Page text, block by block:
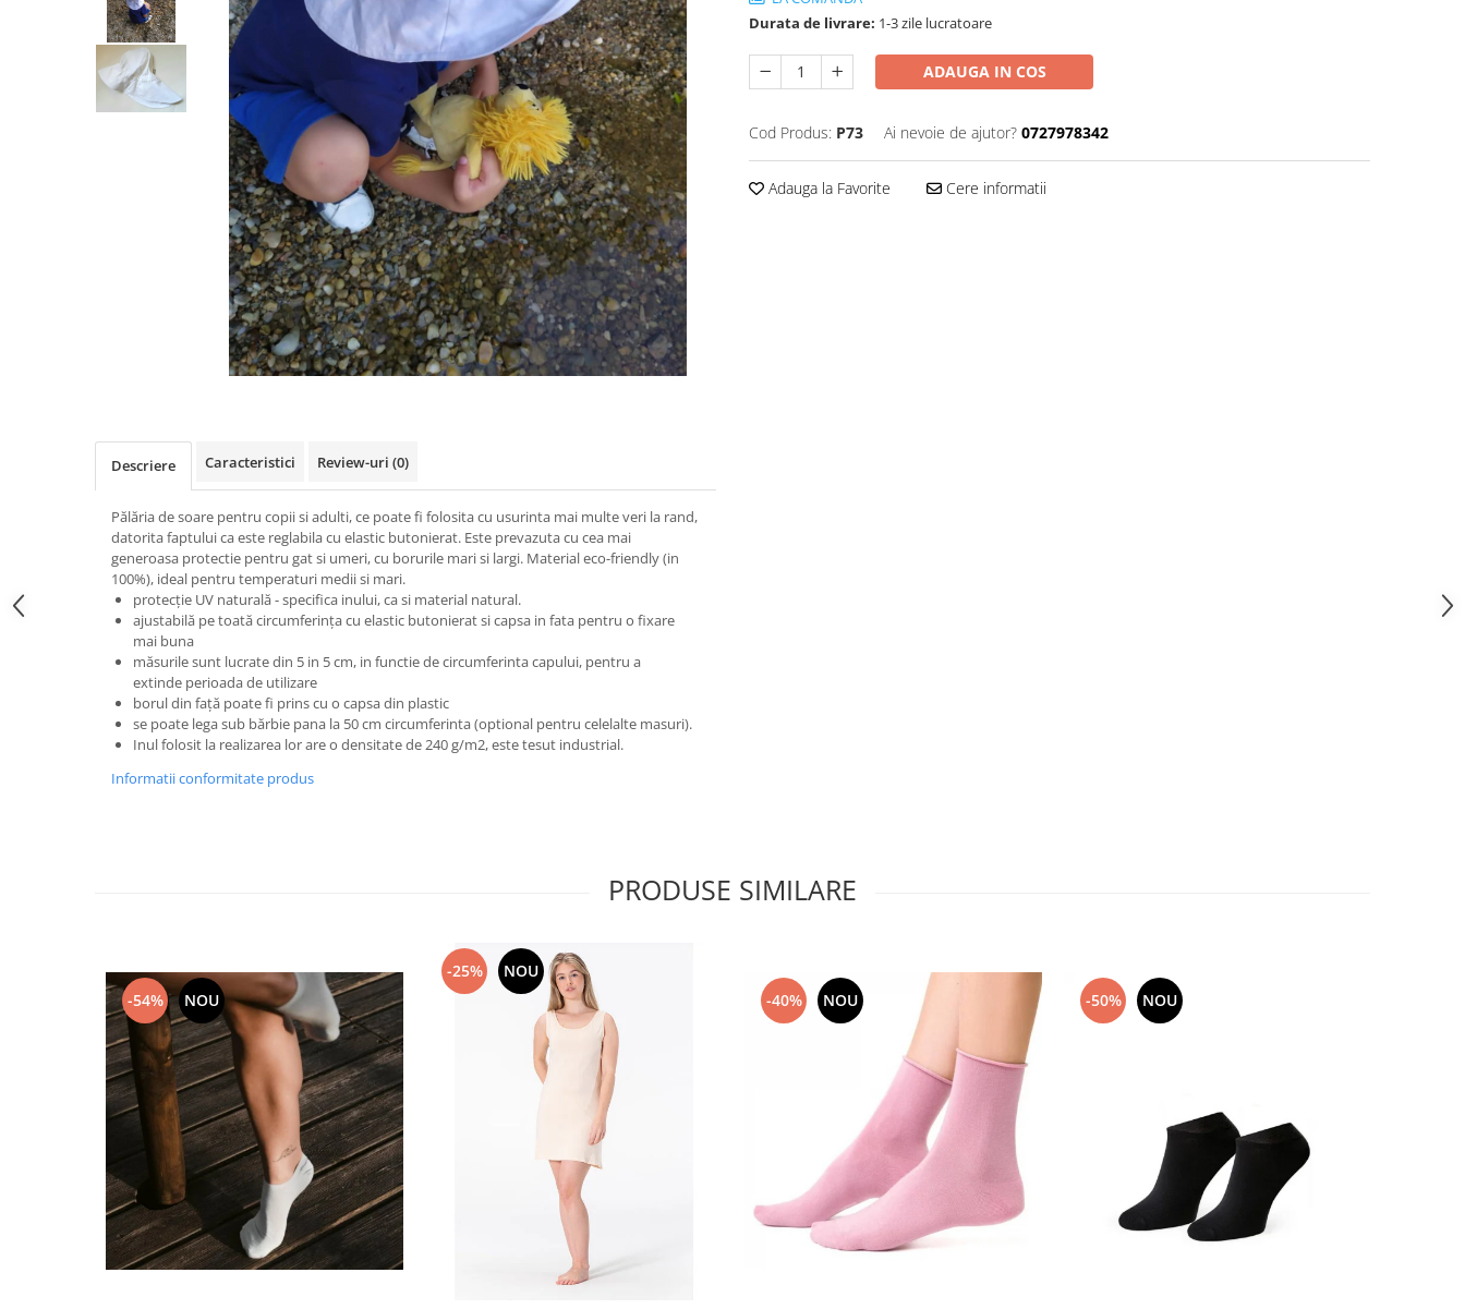
Lenjerie intima
Durata de livrare: 1-3 zile lucratoare
ADAUGA IN COS
Cod Produs: P73 Ai nevoie de ajutor? 0727978342
Adauga la Favorite Cere informatii
Descriere Caracteristici Review-uri (0)
Pălăria de soare pentru copii si adulti, ce poate fi folosita cu usurinta mai multe veri la rand,
datorita faptului ca este reglabila cu elastic butonierat. Este prevazuta cu cea mai
generoasa protectie pentru gat si umeri, cu borurile mari si largi. Material eco-friendly (in
100%), ideal pentru temperaturi medii si mari.
protecție UV naturală - specifica inului, ca si material natural.
ajustabilă pe toată circumferința cu elastic butonierat si capsa in fata pentru o fixare
mai buna
măsurile sunt lucrate din 5 in 5 cm, in functie de circumferinta capului, pentru a
extinde perioada de utilizare
borul din față poate fi prins cu o capsa din plastic
se poate lega sub bărbie pana la 50 cm circumferinta (optional pentru celelalte masuri).
Inul folosit la realizarea lor are o densitate de 240 g/m2, este tesut industrial.
Informatii conformitate produs
PRODUSE SIMILARE
-54% NOU
-25% NOU
-40% NOU -50% NOU